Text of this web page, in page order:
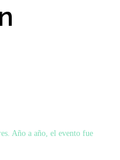
Año a año, el evento fue